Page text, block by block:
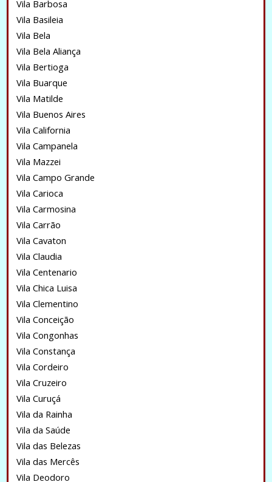
Vila Barbosa
Vila Basileia
Vila Bela
Vila Bela Aliança
Vila Bertioga
Vila Buarque
Vila Matilde
Vila Buenos Aires
Vila California
Vila Campanela
Vila Mazzei
Vila Campo Grande
Vila Carioca
Vila Carmosina
Vila Carrão
Vila Cavaton
Vila Claudia
Vila Centenario
Vila Chica Luisa
Vila Clementino
Vila Conceição
Vila Congonhas
Vila Constança
Vila Cordeiro
Vila Cruzeiro
Vila Curuçá
Vila da Rainha
Vila da Saúde
Vila das Belezas
Vila das Mercês
Vila Deodoro